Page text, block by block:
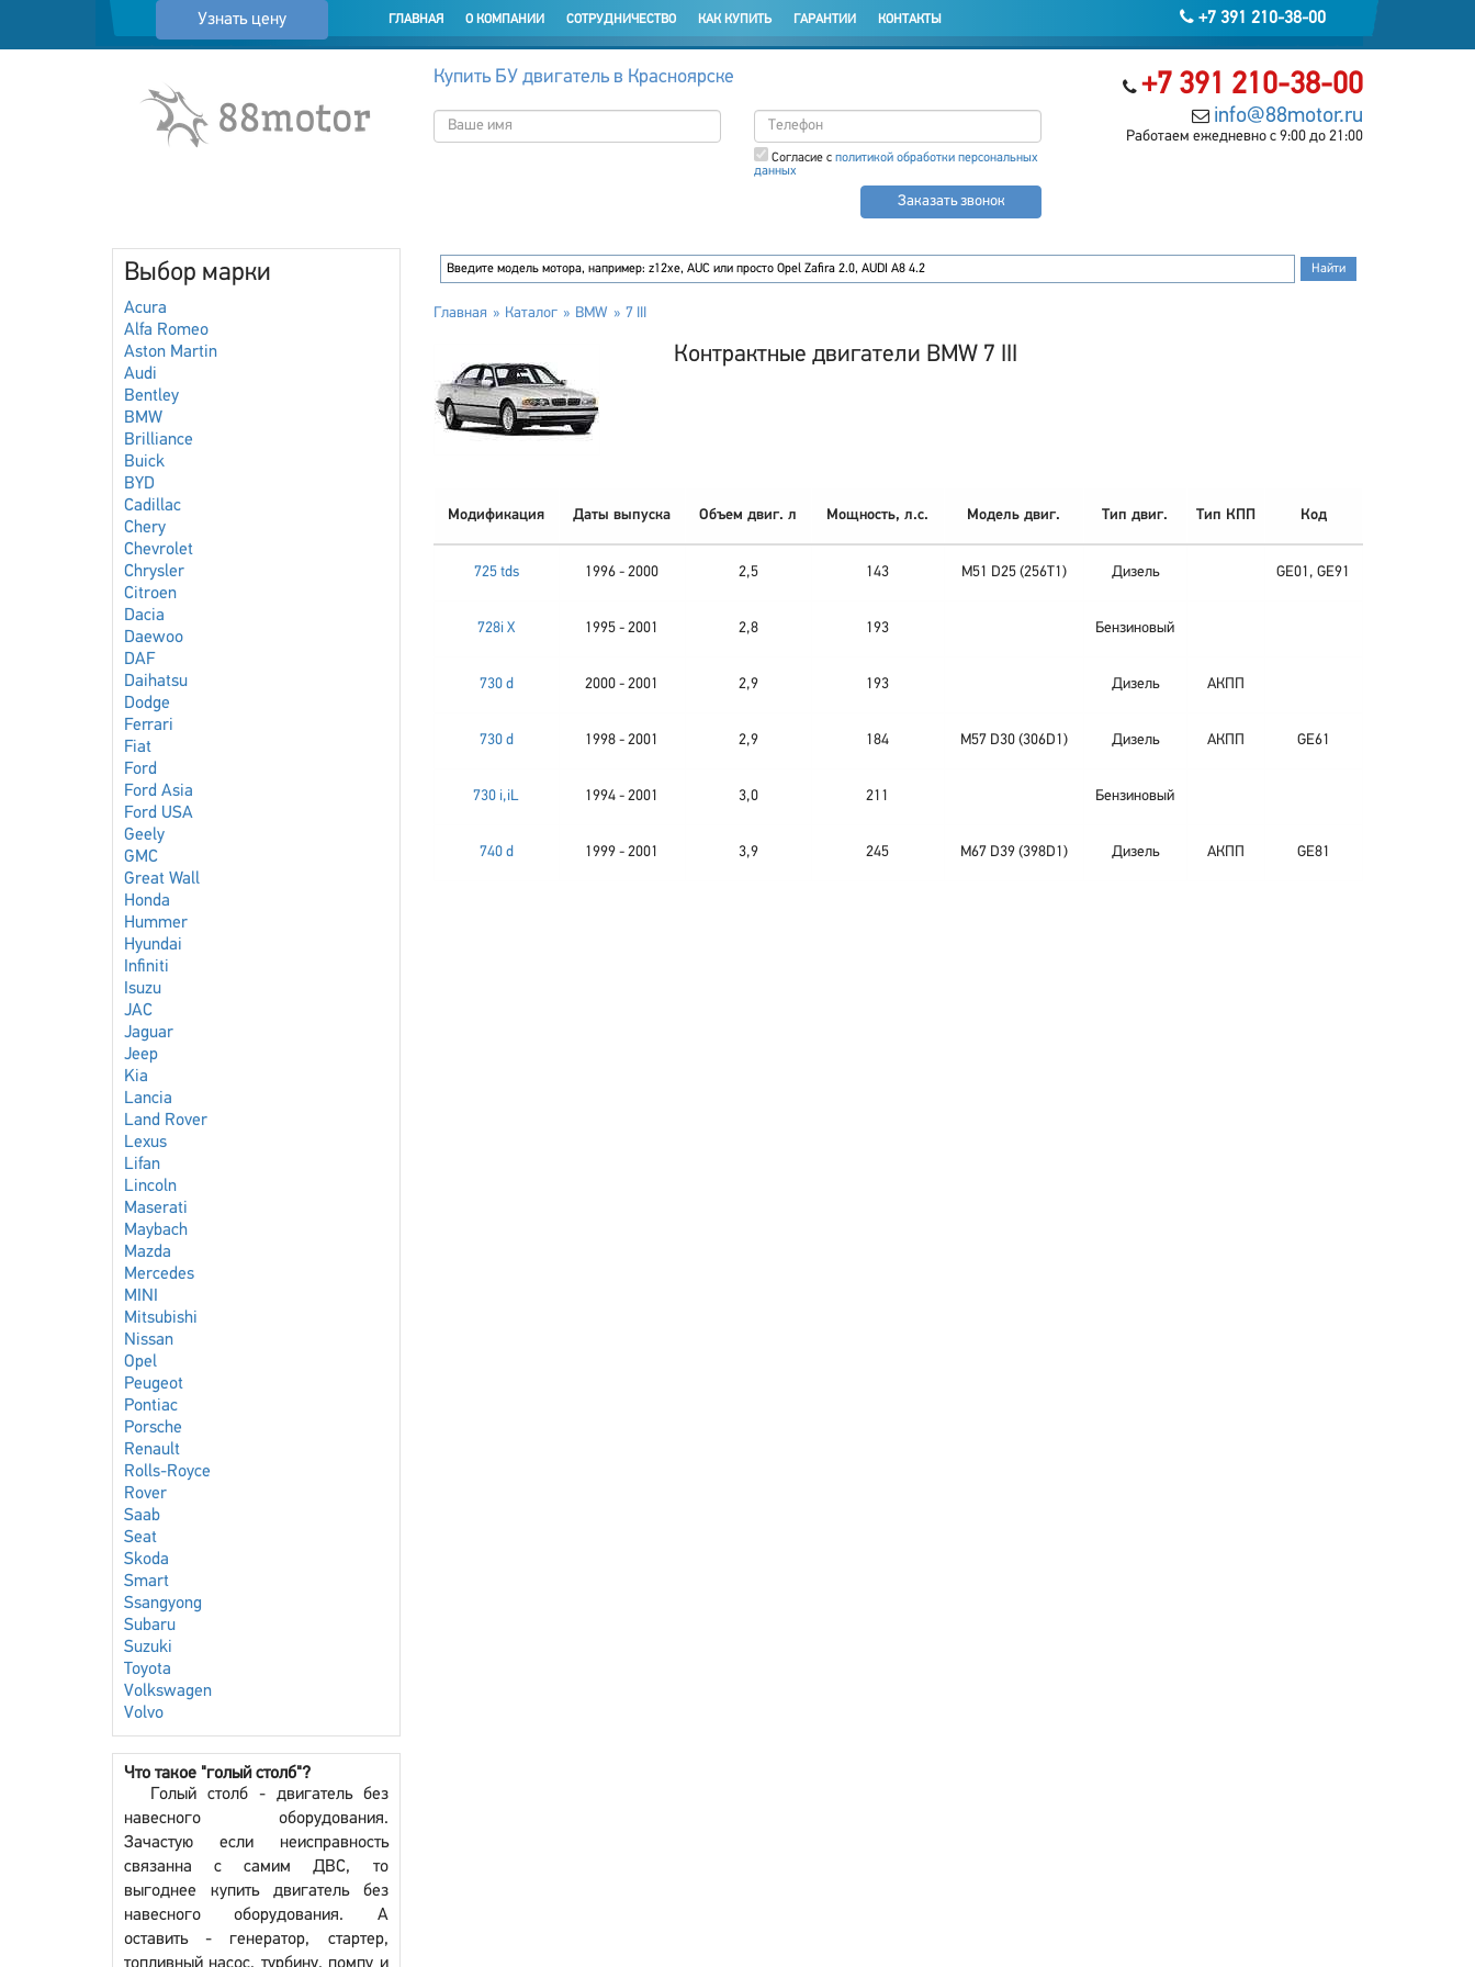
Узнать цену +7 391 210-38-00
ГЛАВНАЯ О КОМПАНИИ СОТРУДНИЧЕСТВО КАК КУПИТЬ ГАРАНТИИ КОНТАКТЫ
+7 391 210-38-00
info@88motor.ru
Работаем ежедневно с 9:00 до 21:00
Купить БУ двигатель в Красноярске
Согласие с политикой обработки персональных
данных
Заказать звонок
Выбор марки
Acura
Alfa Romeo
Aston Martin
Audi
Bentley
BMW
Brilliance
Buick
BYD
Cadillac
Chery
Chevrolet
Chrysler
Citroen
Dacia
Daewoo
DAF
Daihatsu
Dodge
Ferrari
Fiat
Ford
Ford Asia
Ford USA
Geely
GMC
Great Wall
Honda
Hummer
Hyundai
Infiniti
Isuzu
JAC
Jaguar
Jeep
Kia
Lancia
Land Rover
Lexus
Lifan
Lincoln
Maserati
Maybach
Mazda
Mercedes
MINI
Mitsubishi
Nissan
Opel
Peugeot
Pontiac
Porsche
Renault
Rolls-Royce
Rover
Saab
Seat
Skoda
Smart
Ssangyong
Subaru
Suzuki
Toyota
Volkswagen
Volvo
Что такое "голый столб"?
Голый столб - двигатель без
навесного оборудования.
Зачастую если неисправность
связанна с самим ДВС, то
выгоднее купить двигатель без
навесного оборудования. А
оставить - генератор, стартер,
Главная Каталог BMW 7 III
Контрактные двигатели BMW 7 III
Модификация Даты выпуска Объем двиг. л Мощность, л.с. Модель двиг. Тип двиг. Тип КПП Код
725 tds 1996 - 2000 2,5 143 M51 D25 (256T1) Дизель GE01, GE91
728i X 1995 - 2001 2,8 193 Бензиновый
730 d 2000 - 2001 2,9 193 Дизель АКПП
730 d 1998 - 2001 2,9 184 M57 D30 (306D1) Дизель АКПП GE61
730 i,iL 1994 - 2001 3,0 211 Бензиновый
740 d 1999 - 2001 3,9 245 M67 D39 (398D1) Дизель АКПП GE81